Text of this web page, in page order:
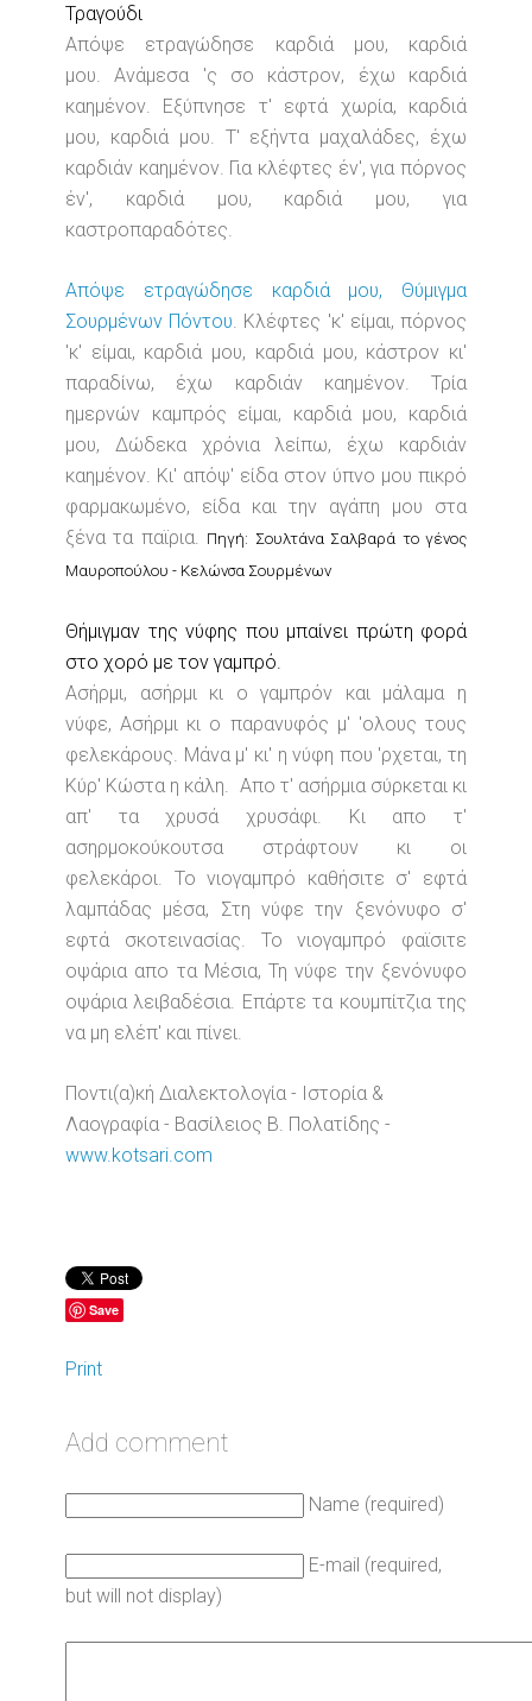
Τραγούδι
Απόψε ετραγώδησε καρδιά μου, καρδιά
μου. Ανάμεσα 'ς σο κάστρον, έχω καρδιά
καημένον. Εξύπνησε τ' εφτά χωρία, καρδιά
μου, καρδιά μου. Τ' εξήντα μαχαλάδες, έχω
καρδιάν καημένον. Για κλέφτες έν', για πόρνος
έν', καρδιά μου, καρδιά μου, για
καστροπαραδότες.
Απόψε ετραγώδησε καρδιά μου, Θύμιγμα
Σουρμένων Πόντου . Κλέφτες 'κ' είμαι, πόρνος
'κ' είμαι, καρδιά μου, καρδιά μου, κάστρον κι'
παραδίνω, έχω καρδιάν καημένον. Τρία
ημερνών καμπρός είμαι, καρδιά μου, καρδιά
μου, Δώδεκα χρόνια λείπω, έχω καρδιάν
καημένον. Κι' απόψ' είδα στον ύπνο μου πικρό
φαρμακωμένο, είδα και την αγάπη μου στα
ξένα τα παϊρια.
Πηγή: Σουλτάνα Σαλβαρά το γένος
Μαυροπούλου - Κελώνσα Σουρμένων
Θήμιγμαν της νύφης που μπαίνει πρώτη φορά
στο χορό με τον γαμπρό.
Ασήρμι, ασήρμι κι ο γαμπρόν και μάλαμα η
νύφε, Ασήρμι κι ο παρανυφός μ' 'ολους τους
φελεκάρους. Μάνα μ' κι' η νύφη που 'ρχεται, τη
Κύρ' Κώστα η κάλη. Απο τ' ασήρμια σύρκεται κι
απ' τα χρυσά χρυσάφι. Κι απο τ'
ασηρμοκούκουτσα στράφτουν κι οι
φελεκάροι. Το νιογαμπρό καθήσιτε σ' εφτά
λαμπάδας μέσα, Στη νύφε την ξενόνυφο σ'
εφτά σκοτεινασίας. Το νιογαμπρό φαϊσιτε
οψάρια απο τα Μέσια, Τη νύφε την ξενόνυφο
οψάρια λειβαδέσια. Επάρτε τα κουμπίτζια της
να μη ελέπ' και πίνει.
Ποντι(α)κή Διαλεκτολογία - Ιστορία &
Λαογραφία - Βασίλειος Β. Πολατίδης -
www.kotsari.com
Save
Print
Add comment
Name (required)
E-mail (required,
but will not display)